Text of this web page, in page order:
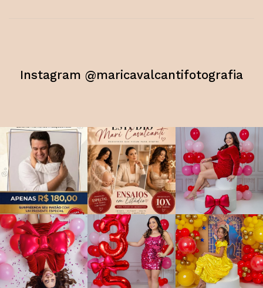
Instagram @maricavalcantifotografia